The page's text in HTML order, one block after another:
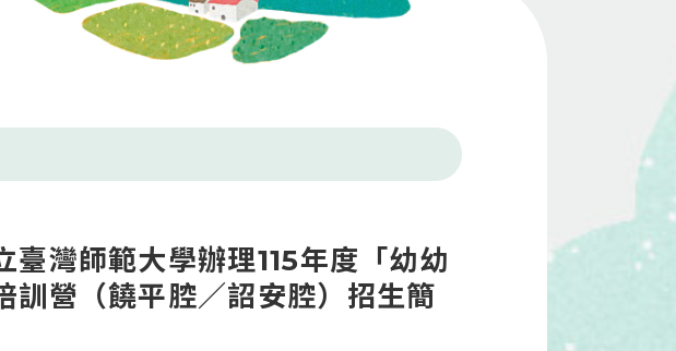
臺灣師範大學辦理115年度「幼幼
訓營（饒平腔／詔安腔）招生簡